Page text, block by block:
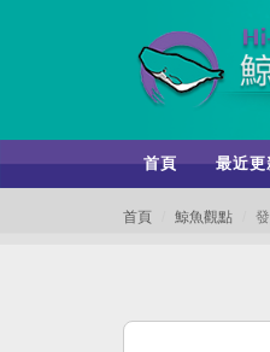
首頁 最近更
首頁 鯨魚觀點